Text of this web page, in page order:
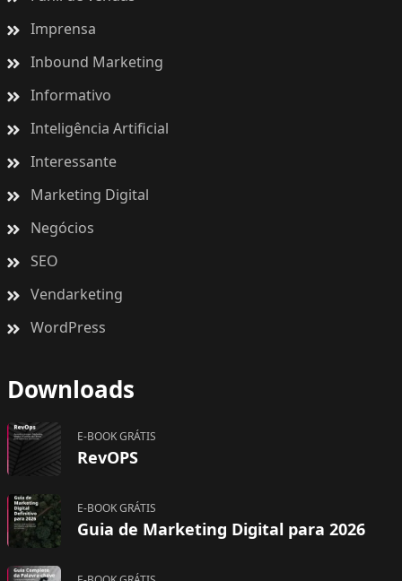
Imprensa
Inbound Marketing
Informativo
Inteligência Artificial
Interessante
Marketing Digital
Negócios
SEO
Vendarketing
WordPress
Downloads
E-BOOK GRÁTIS
RevOPS
E-BOOK GRÁTIS
Guia de Marketing Digital para 2026